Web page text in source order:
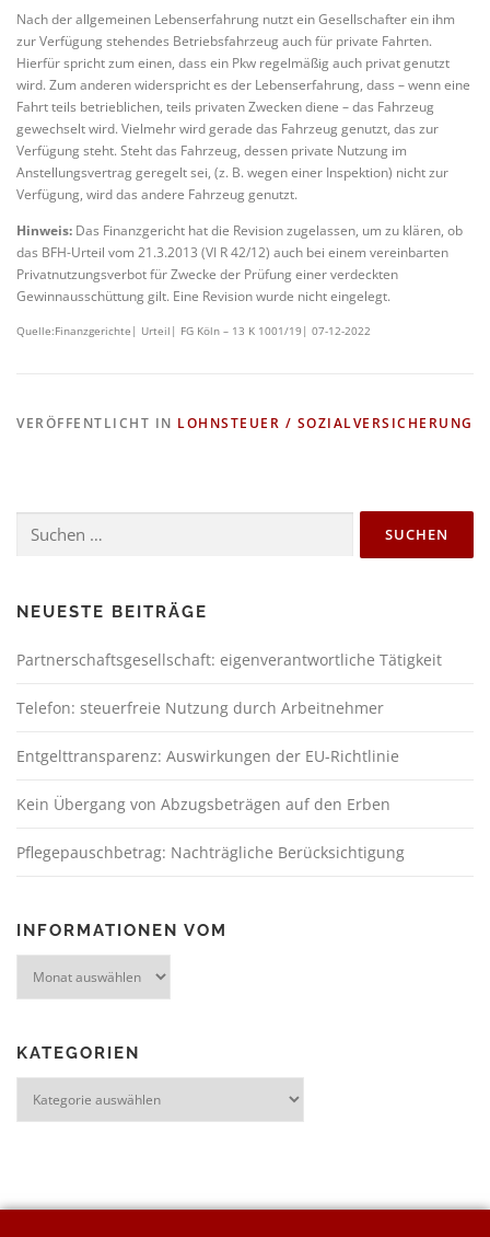
Nach der allgemeinen Lebenserfahrung nutzt ein Gesellschafter ein ihm
zur Verfügung stehendes Betriebsfahrzeug auch für private Fahrten.
Hierfür spricht zum einen, dass ein Pkw regelmäßig auch privat genutzt
wird. Zum anderen widerspricht es der Lebenserfahrung, dass – wenn eine
Fahrt teils betrieblichen, teils privaten Zwecken diene – das Fahrzeug
gewechselt wird. Vielmehr wird gerade das Fahrzeug genutzt, das zur
Verfügung steht. Steht das Fahrzeug, dessen private Nutzung im
Anstellungsvertrag geregelt sei, (z. B. wegen einer Inspektion) nicht zur
Verfügung, wird das andere Fahrzeug genutzt.
Hinweis: Das Finanzgericht hat die Revision zugelassen, um zu klären, ob
das BFH-Urteil vom 21.3.2013 (VI R 42/12) auch bei einem vereinbarten
Privatnutzungsverbot für Zwecke der Prüfung einer verdeckten
Gewinnausschüttung gilt. Eine Revision wurde nicht eingelegt.
Quelle:Finanzgerichte| Urteil| FG Köln – 13 K 1001/19| 07-12-2022
VERÖFFENTLICHT IN LOHNSTEUER / SOZIALVERSICHERUNG
NEUESTE BEITRÄGE
Partnerschaftsgesellschaft: eigenverantwortliche Tätigkeit
Telefon: steuerfreie Nutzung durch Arbeitnehmer
Entgelttransparenz: Auswirkungen der EU-Richtlinie
Kein Übergang von Abzugsbeträgen auf den Erben
Pflegepauschbetrag: Nachträgliche Berücksichtigung
INFORMATIONEN VOM
KATEGORIEN